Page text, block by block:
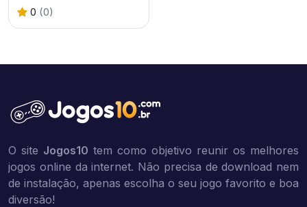
0 (0)
O site Jogos10 tem como objetivo reunir os melhores
jogos online da internet. Não precisa de download nem
de instalação, apenas escolha o seu jogo favorito e boa
diversão!